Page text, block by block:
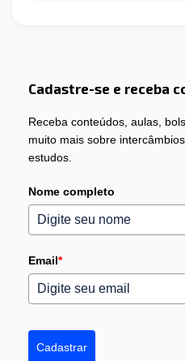
Cadastre-se e receba
Receba conteúdos, aulas,
muito mais sobre
estudos.
Nome completo
Email*
Cadastrar